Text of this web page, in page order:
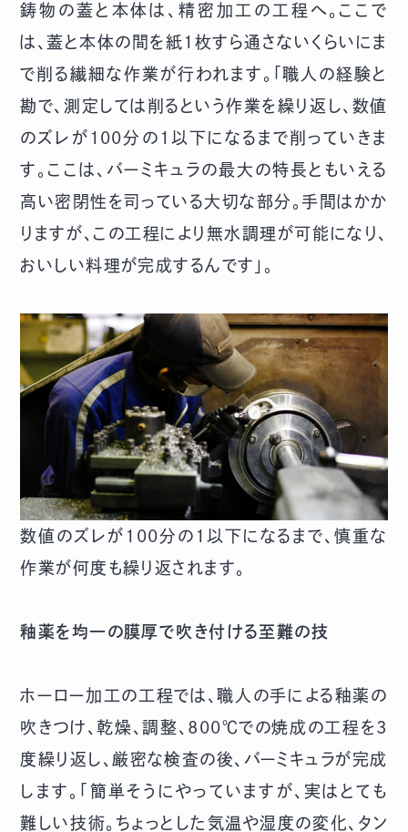
鋳物の蓋と本体は、精密加工の工程へ。ここで
は、蓋と本体の間を紙1枚すら通さないくらいにま
で削る繊細な作業が行われます。「職人の経験と
勘で、測定しては削るという作業を繰り返し、数値
のズレが100分の1以下になるまで削っていきま
す。ここは、バーミキュラの最大の特長ともいえる
高い密閉性を司っている大切な部分。手間はかか
りますが、この工程により無水調理が可能になり、
おいしい料理が完成するんです」。
数値のズレが100分の1以下になるまで、慎重な
作業が何度も繰り返されます。
釉薬を均一の膜厚で吹き付ける至難の技
ホーロー加工の工程では、職人の手による釉薬の
吹きつけ、乾燥、調整、800℃での焼成の工程を3
度繰り返し、厳密な検査の後、バーミキュラが完成
します。「簡単そうにやっていますが、実はとても
難しい技術。ちょっとした気温や湿度の変化、タン